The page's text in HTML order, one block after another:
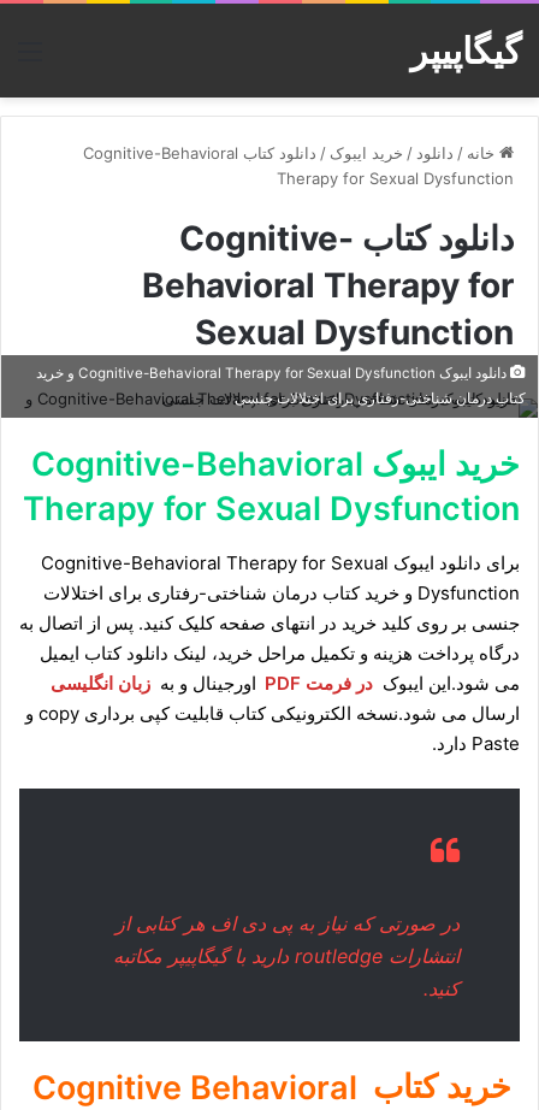
گیگاپیپر
خانه / دانلود / خرید ایبوک /
دانلود کتاب Cognitive-Behavioral
Therapy for Sexual Dysfunction
دانلود کتاب Cognitive-
Behavioral Therapy for
Sexual Dysfunction
دانلود ایبوک Cognitive-Behavioral Therapy for Sexual Dysfunction و خرید
کتاب درمان شناختی-رفتاری برای اختلالات جنسی
خرید ایبوک Cognitive-Behavioral
Therapy for Sexual Dysfunction
برای دانلود ایبوک Cognitive-Behavioral Therapy for Sexual
Dysfunction و خرید کتاب درمان شناختی-رفتاری برای اختلالات
جنسی بر روی کلید خرید در انتهای صفحه کلیک کنید. پس از اتصال به
درگاه پرداخت هزینه و تکمیل مراحل خرید، لینک دانلود کتاب ایمیل
می شود.این ایبوک در فرمت PDF اورجینال و به زبان انگلیسی
ارسال می شود.نسخه الکترونیکی کتاب قابلیت کپی برداری copy و
Paste دارد.
در صورتی که نیاز به پی دی اف هر کتابی از
انتشارات routledge دارید با
گیگاپیپر مکاتبه
کنید.
خرید کتاب Cognitive Behavioral